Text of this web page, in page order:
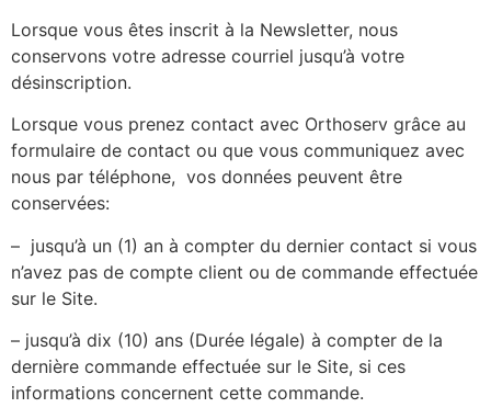
Lorsque vous êtes inscrit à la Newsletter, nous
conservons votre adresse courriel jusqu’à votre
désinscription.
Lorsque vous prenez contact avec Orthoserv grâce au
formulaire de contact ou que vous communiquez avec
nous par téléphone, vos données peuvent être
conservées:
– jusqu’à un (1) an à compter du dernier contact si vous
n’avez pas de compte client ou de commande effectuée
sur le Site.
– jusqu’à dix (10) ans (Durée légale) à compter de la
dernière commande effectuée sur le Site, si ces
informations concernent cette commande.